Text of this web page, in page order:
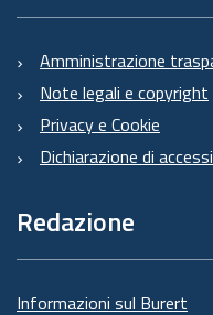
Amministrazione
Note legali e copyright
Privacy e Cookie
Dichiarazione di
Redazione
Informazioni sul Burert